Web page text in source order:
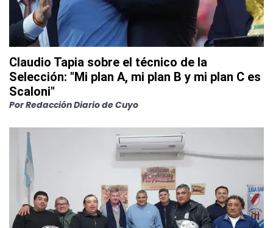
Claudio Tapia sobre el técnico de la
Selección: "Mi plan A, mi plan B y mi plan C es
Scaloni"
PorRedacción Diario de Cuyo